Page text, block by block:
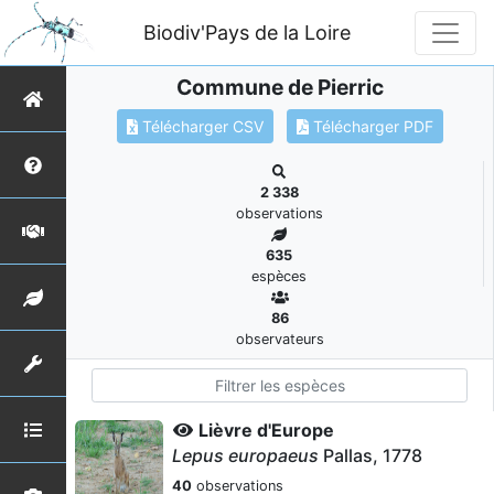
Biodiv'Pays de la Loire
Commune de Pierric
Télécharger CSV Télécharger PDF
2 338
observations
635
espèces
86
observateurs
Lièvre d'Europe
Lepus europaeus Pallas, 1778
40 observations